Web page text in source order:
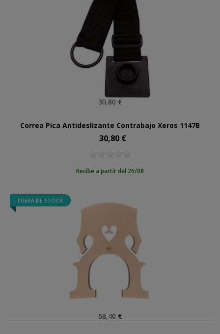
30,80 €
Correa Pica Antideslizante Contrabajo Xeros 1147B
Precio
30,80 €
Recibe a partir del 26/08
FUERA DE STOCK
68,40 €